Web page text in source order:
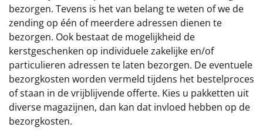
bezorgen. Tevens is het van belang te weten of we de
zending op één of meerdere adressen dienen te
bezorgen. Ook bestaat de mogelijkheid de
kerstgeschenken op individuele zakelijke en/of
particulieren adressen te laten bezorgen. De eventuele
bezorgkosten worden vermeld tijdens het bestelproces
of staan in de vrijblijvende offerte. Kies u pakketten uit
diverse magazijnen, dan kan dat invloed hebben op de
bezorgkosten.